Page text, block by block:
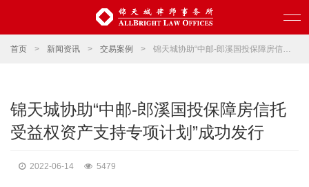
首页 > 新闻资讯 > 交易案例 > 锦天城协助“中邮-郎溪国投保障房信托受益权资产支持专项计划”成功发行
锦天城协助“中邮-郎溪国投保障房信托
受益权资产支持专项计划”成功发行
2022-06-14 5479